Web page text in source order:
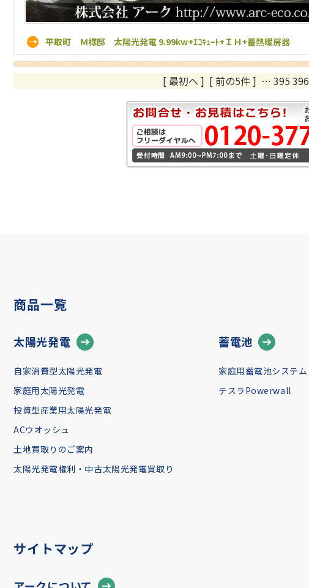
平取町 Ｍ様邸 太陽光発電 9.99kw+ｴｺｷｭｰﾄ+ＩＨ+蓄熱暖房器
[ 最初へ ] [ 前の5件 ] … 395 396
商品一覧
太陽光発電
自家消費型太陽光発電
家庭用太陽光発電
投資型産業用太陽光発電
ACウオッシュ
土地買取りのご案内
太陽光発電権利・中古太陽光発電買取り
蓄電池
家庭用蓄電池システム
テスラPowerwall
サイトマップ